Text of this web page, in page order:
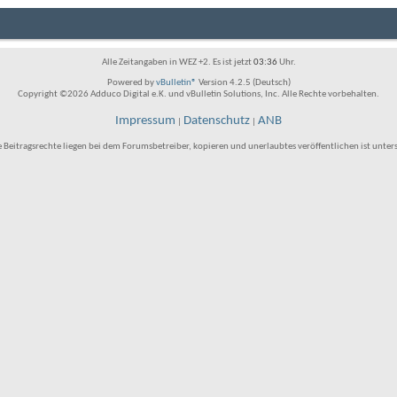
Alle Zeitangaben in WEZ +2. Es ist jetzt03:36Uhr.
Powered byvBulletin® Version 4.2.5 (Deutsch)
Copyright ©2026 Adduco Digital e.K. und vBulletin Solutions, Inc. Alle Rechte vorbehalten.
Impressum Datenschutz ANB
Beitragsrechte liegen bei dem Forumsbetreiber, kopieren und unerlaubtes veröffentlichen ist